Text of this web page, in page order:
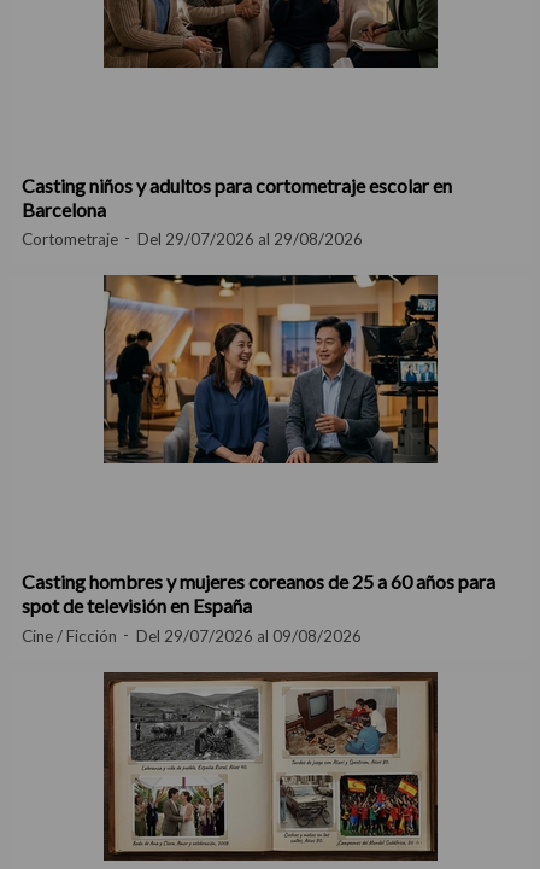
Casting niños y adultos para cortometraje escolar en
Barcelona
Cortometraje Del 29/07/2026 al 29/08/2026
Casting hombres y mujeres coreanos de 25 a 60 años para
spot de televisión en España
Cine / Ficción Del 29/07/2026 al 09/08/2026